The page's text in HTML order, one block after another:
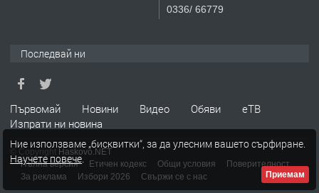
ТЪРСИ Търсим работник
0336/ 66779
Последвай ни
Първомай Новини Видео Обяви
еТВ
Изпрати ни новина
© Copyright Haskovo.NET
Пълна версия
Етичен кодекс Общи условия
Поверителност
За реклама
Избори 2026 Свържи се с нас
Ние използваме „бисквитки“, за да улесним вашето сърфиране.
Научете повече.
Приемам